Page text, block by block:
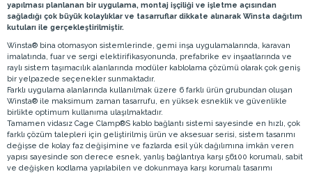
yapılması planlanan bir uygulama, montaj işçiliği ve işletme açısından
sağladığı çok büyük kolaylıklar ve tasarruflar dikkate alınarak Winsta dağıtım
kutuları ile gerçekleştirilmiştir.
Winsta® bina otomasyon sistemlerinde, gemi inşa uygulamalarında, karavan
imalatında, fuar ve sergi elektirifikasyonunda, prefabrike ev inşaatlarında ve
raylı sistem taşımacılık alanlarında modüler kablolama çözümü olarak çok geniş
bir yelpazede seçenekler sunmaktadır.
Farklı uygulama alanlarında kullanılmak üzere 6 farklı ürün grubundan oluşan
Winsta® ile maksimum zaman tasarrufu, en yüksek esneklik ve güvenlikle
birlikte optimum kullanıma ulaşılmaktadır.
Tamamen vidasız Cage Clamp®S kablo bağlantı sistemi sayesinde en hızlı, çok
farklı çözüm talepleri için geliştirilmiş ürün ve aksesuar serisi, sistem tasarımı
değişse de kolay faz değişimine ve fazlarda esil yük dağılımına imkân veren
yapısı sayesinde son derece esnek, yanlış bağlantıya karşı 56100 korumalı, sabit
ve değişken kodlama yapılabilen ve dokunmaya karşı korumalı tasarımı